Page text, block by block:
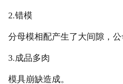
2.错模
分母模相配产生了大间隙，公
3.成品多肉
模具崩缺造成。